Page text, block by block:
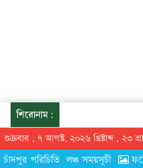
শিরোনাম:
শুক্রবার , ৭ আগস্ট, ২০২৬ খ্রিষ্টাব্দ , ২৩
চাঁদপুর পরিচিতি লঞ্চ সময়সূচী